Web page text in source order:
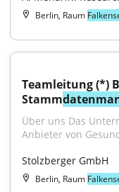
Berlin, Raum
Teamleitung (*)
Stamm
Über uns Das
Anbieter von
Stolzberger GmbH
Berlin, Raum